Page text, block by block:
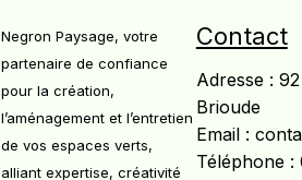
Negron Paysage, votre
partenaire de confiance
pour la création,
l’aménagement et l’entretien
de vos espaces verts,
alliant expertise, créativité
Contact
Adresse :
Brioude
Email :
Téléphone :